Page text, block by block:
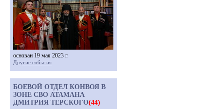
основан 19 мая 2023 г.
Другие события
БОЕВОЙ ОТДЕЛ КОНВОЯ В
ЗОНЕ СВО АТАМАНА
ДМИТРИЯ ТЕРСКОГО(44)